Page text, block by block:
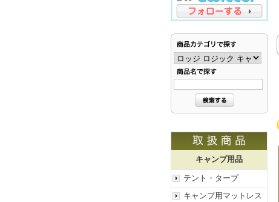
キャンプ用品
テント・タープ
キャンプ用マットレス